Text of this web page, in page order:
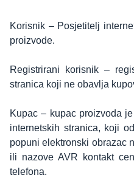
Korisnik – Posjetitelj
proizvode.
Registrirani korisnik –
stranica koji ne obavlja
Kupac – kupac proizvoda
internetskih stranica, koji
popuni elektronski obrazac
ili nazove AVR kontakt
telefona.